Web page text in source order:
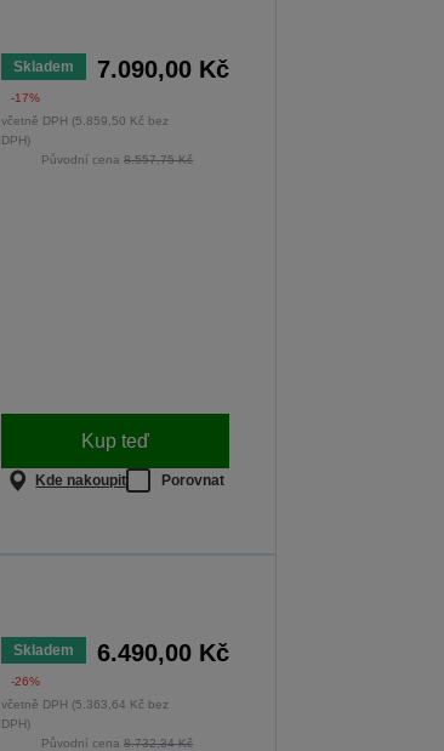
Skladem 7.090,00 Kč
-17%
včetně DPH (5.859,50 Kč bez
DPH)
Původní cena8.557,75 Kč
Kup teď
Kde nakoupit Porovnat
Skladem 6.490,00 Kč
-26%
včetně DPH (5.363,64 Kč bez
DPH)
Původní cena8.732,34 Kč